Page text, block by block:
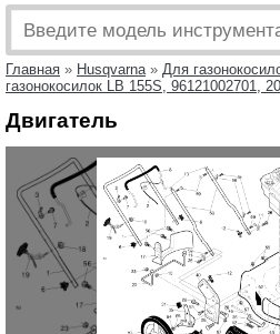
Главная » Husqvarna» Для
газонокосилок LB 155S, 96121002701,
Двигатель